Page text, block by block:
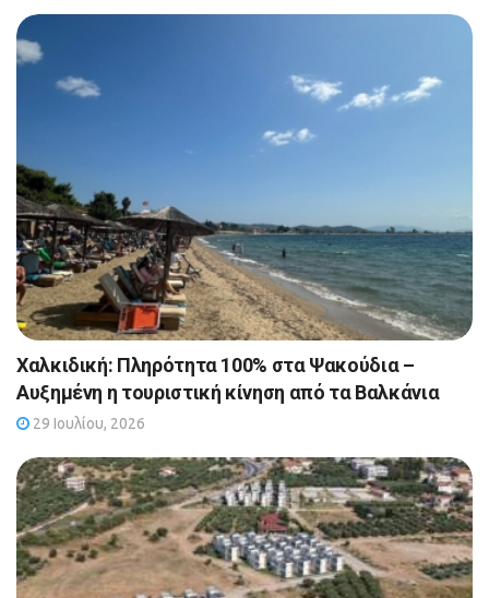
Χαλκιδική: Πληρότητα 100% στα Ψακούδια –
Αυξημένη η τουριστική κίνηση από τα Βαλκάνια
29 Ιουλίου, 2026